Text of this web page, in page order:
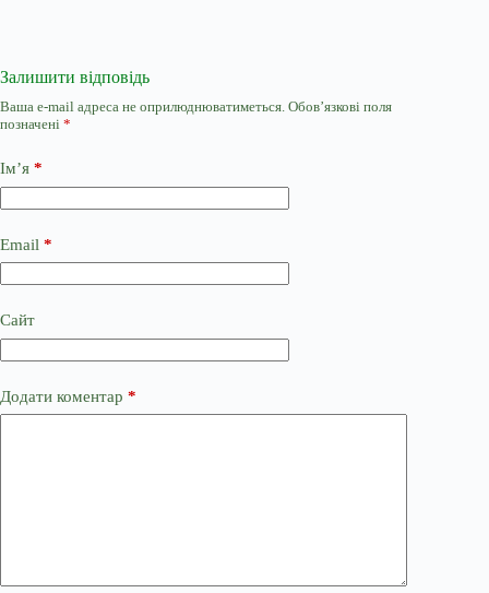
Залишити відповідь
Ваша e-mail адреса не оприлюднюватиметься. Обов’язкові поля
позначені *
Ім’я *
Email *
Сайт
Додати коментар *